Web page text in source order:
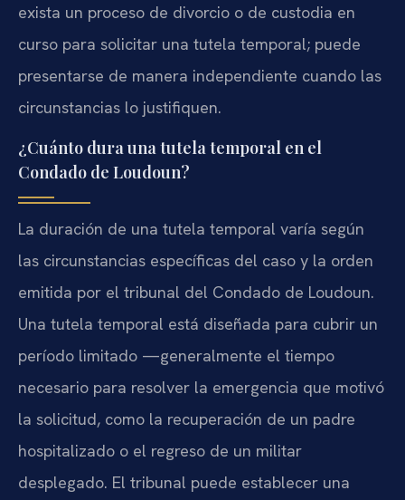
exista un proceso de divorcio o de custodia en
curso para solicitar una tutela temporal; puede
presentarse de manera independiente cuando las
circunstancias lo justifiquen.
¿Cuánto dura una tutela temporal en el
Condado de Loudoun?
La duración de una tutela temporal varía según
las circunstancias específicas del caso y la orden
emitida por el tribunal del Condado de Loudoun.
Una tutela temporal está diseñada para cubrir un
período limitado —generalmente el tiempo
necesario para resolver la emergencia que motivó
la solicitud, como la recuperación de un padre
hospitalizado o el regreso de un militar
desplegado. El tribunal puede establecer una